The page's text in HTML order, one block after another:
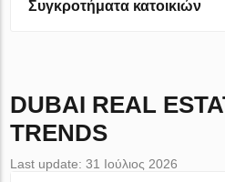
Συγκροτήματα κατοικιών
DUBAI REAL
TRENDS
Last update: 31 Ιούλιος 2026